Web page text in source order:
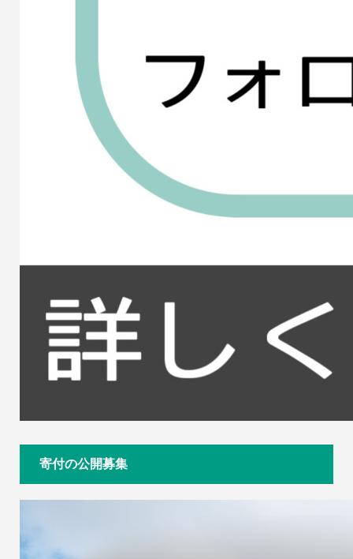
寄付の公開募集